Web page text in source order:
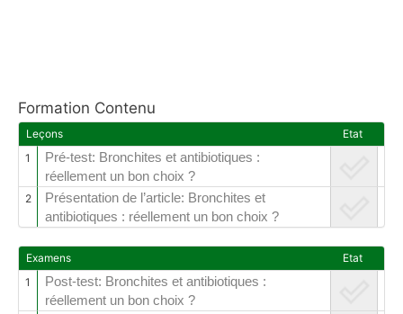
Formation Contenu
Leçons
Etat
1
Pré-test: Bronchites et antibiotiques :
réellement un bon choix ?
2
Présentation de l’article: Bronchites et
antibiotiques : réellement un bon choix ?
Examens
Etat
1
Post-test: Bronchites et antibiotiques :
réellement un bon choix ?